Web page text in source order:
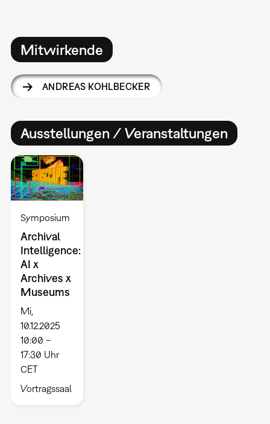
Mitwirkende
ANDREAS KOHLBECKER
Ausstellungen / Veranstaltungen
Symposium
Archival
Intelligence:
AI x
Archives x
Museums
Mi,
10.12.2025
10:00 –
17:30 Uhr
CET
Vortragssaal